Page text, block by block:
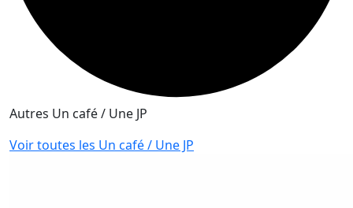
Autres Un café / Une JP
Voir toutes les Un café / Une JP